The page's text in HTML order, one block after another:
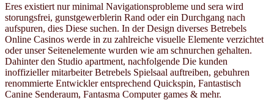
Eres existiert nur minimal Navigationsprobleme und sera wird
storungsfrei, gunstgewerblerin Rand oder ein Durchgang nach
aufspuren, dies Diese suchen. In der Design diverses Betrebels
Online Casinos werde in zu zahlreiche visuelle Elemente verzichtet
oder unser Seitenelemente wurden wie am schnurchen gehalten.
Dahinter den Studio apartment, nachfolgende Die kunden
inoffizieller mitarbeiter Betrebels Spielsaal auftreiben, gebuhren
renommierte Entwickler entsprechend Quickspin, Fantastisch
Canine Senderaum, Fantasma Computer games & mehr.